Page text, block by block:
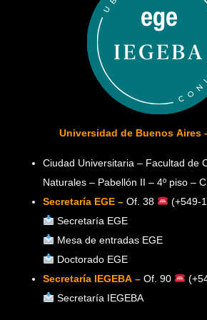
Universidad de Buenos Aires
Ciudad Universitaria – Facultad de
Naturales – Pabellón II – 4º piso –
Secretaría EGE – Of. 38
(+549-
Secretaría EGE
Mesa de entradas EGE
Doctorado EGE
Secretaría IEGEBA – Of. 90
Secretaría IEGEBA